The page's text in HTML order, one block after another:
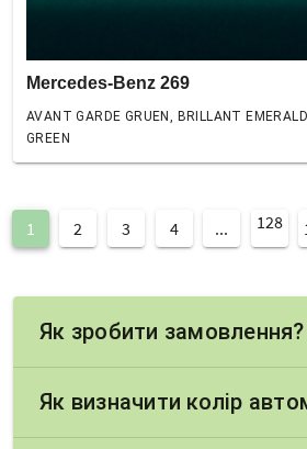
Mercedes-Benz 269
AVANT GARDE GRUEN, BRILLANT
GREEN
1 2 3 4 ... 128
Як зробити замовлення?
Як визначити колір